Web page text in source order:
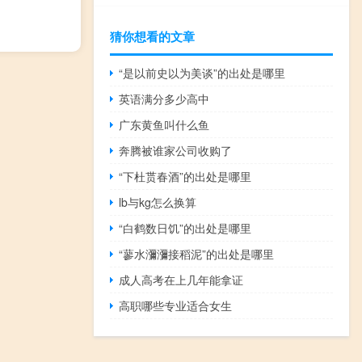
猜你想看的文章
“是以前史以为美谈”的出处是哪里
英语满分多少高中
广东黄鱼叫什么鱼
奔腾被谁家公司收购了
“下杜贳春酒”的出处是哪里
lb与kg怎么换算
“白鹤数日饥”的出处是哪里
“蓼水瀰瀰接稻泥”的出处是哪里
成人高考在上几年能拿证
高职哪些专业适合女生